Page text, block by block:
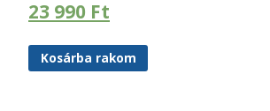
23 990 Ft
Kosárba rakom